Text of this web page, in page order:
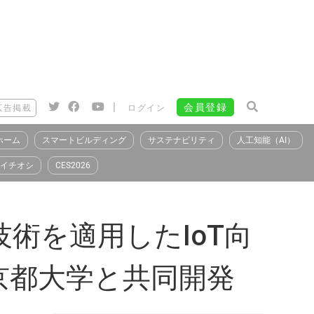
告掲載 | ログイン 会員登録
ーム スマートビルディング サステナビリティ 人工知能（AI）
イチオシ CES2026
術を適用したIoT向
大学と共同開発